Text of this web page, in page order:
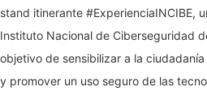
stand itinerante #ExperienciaINCIBE,
Instituto Nacional de Ciberseguridad
objetivo de sensibilizar a la
y promover un uso seguro de las